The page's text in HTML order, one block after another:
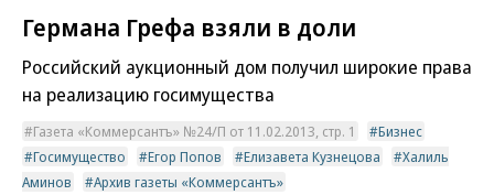
Германа Грефа взяли в доли
Российский аукционный дом получил широкие права
на реализацию госимущества
Газета «Коммерсантъ» №24/П от 11.02.2013, стр. 1
Бизнес
Госимущество
Егор Попов Елизавета Кузнецова
Халиль
Аминов
Архив газеты «Коммерсантъ»